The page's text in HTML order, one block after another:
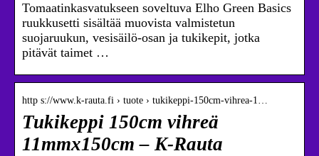
Tomaatinkasvatukseen soveltuva Elho Green Basics
ruukkusetti sisältää muovista valmistetun
suojaruukun, vesisäilö-osan ja tukikepit, jotka
pitävät taimet …
http s://www.k-rauta.fi › tuote › tukikeppi-150cm-vihrea-1…
Tukikeppi 150cm vihreä
11mmx150cm – K-Rauta